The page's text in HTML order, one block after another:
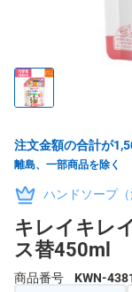
注文金額の合計が
離島、一部商品を除く
ハンドソープ
キレイキレ
ス替450ml
商品番号 KWN-